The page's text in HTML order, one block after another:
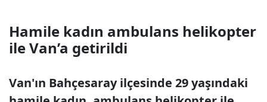
Hamile kadın ambulans helikopter
ile Van’a getirildi
Van'ın Bahçesaray ilçesinde 29 yaşındaki